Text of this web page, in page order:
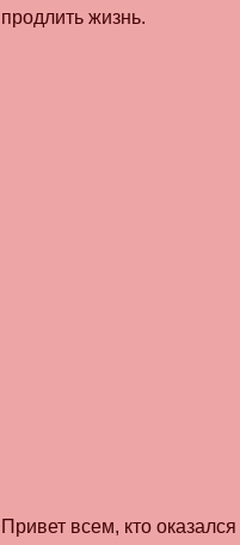
продлить жизнь.
Привет всем, кто